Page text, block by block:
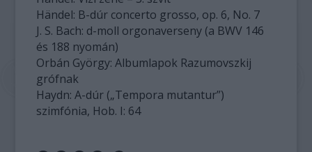
Händel: B-dúr concerto grosso, op. 6, No. 7
J. S. Bach: d-moll orgonaverseny (a BWV 146
és 188 nyomán)
Orbán György: Albumlapok Razumovszkij
grófnak
Haydn: A-dúr („Tempora mutantur”)
szimfónia, Hob. I: 64